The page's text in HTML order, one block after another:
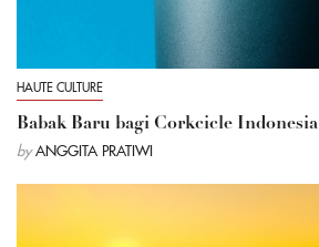
HAUTE CULTURE
Babak Baru bagi Corkcicle Indonesia
by ANGGITA PRATIWI